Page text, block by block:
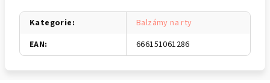
Kategorie:
Balzámy na rty
EAN: 666151061286